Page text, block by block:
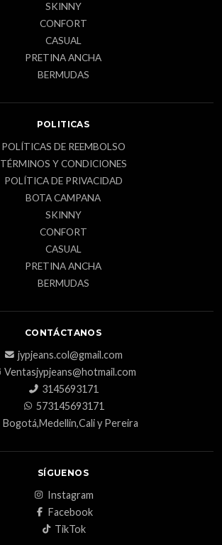
SKINNY
CONFORT
CASUAL
PRETINA ANCHA
BERMUDAS
POLITICAS
POLÍTICAS DE REEMBOLSO
TÉRMINOS Y CONDICIONES
POLÍTICA DE PRIVACIDAD
BOTA CAMPANA
SKINNY
CONFORT
CASUAL
PRETINA ANCHA
BERMUDAS
CONTÁCTANOS
jypjeans.col@gmail.com
Ventasjypjeans@hotmail.com
3145693171
573145693171
Bogotá,Medellin,Cali y Pereira
SÍGUENOS
Instagram
Facebook
TikTok